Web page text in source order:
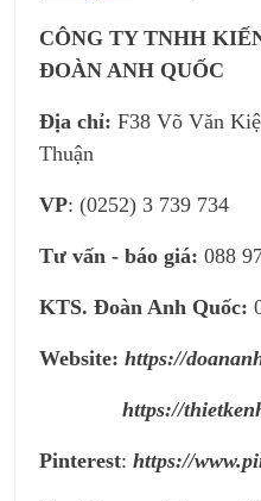
CÔNG TY TNHH
ĐOÀN ANH QUỐC
Địa chỉ: F38 Võ Văn
Thuận
VP: (0252) 3 739 734
Tư vấn - báo giá: 088
KTS. Đoàn Anh Quốc:
Website: https://
https://
Pinterest: https://